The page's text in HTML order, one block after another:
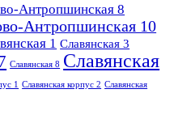
Антропшинская 8
Антропшинская 10
1 Славянская 3
Славянская 8 Славянская
1 Славянская корпус 2 Славянская